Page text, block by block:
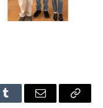
Tumblr Email
Copy